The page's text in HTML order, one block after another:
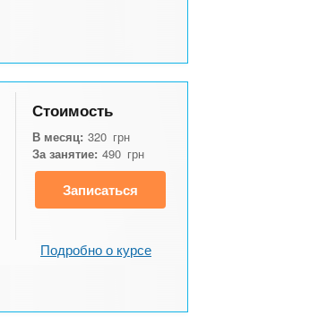
Стоимость
В месяц: 320 грн
За занятие: 490 грн
Записаться
Подробно о курсе